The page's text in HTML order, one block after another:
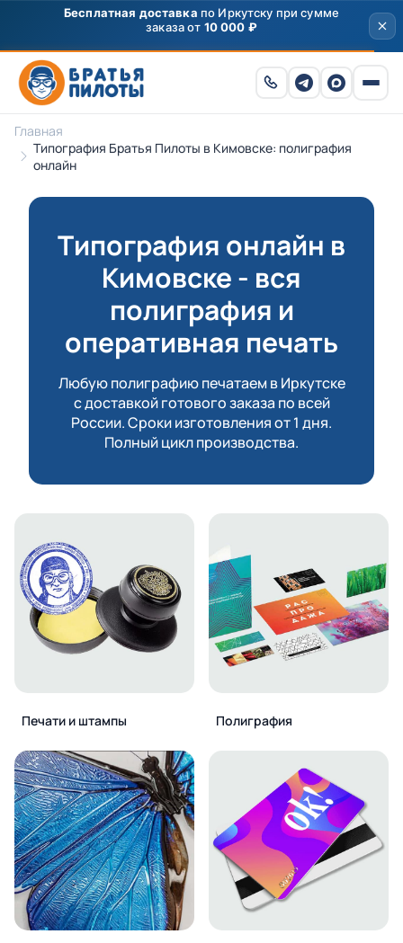
Главная
Типография Братья Пилоты в Кимовске: полиграфия
онлайн
Типография онлайн в
Кимовске - вся
полиграфия и
оперативная печать
Любую полиграфию печатаем в Иркутске
с доставкой готового заказа по всей
России. Сроки изготовления от 1 дня.
Полный цикл производства.
Печати и штампы Полиграфия